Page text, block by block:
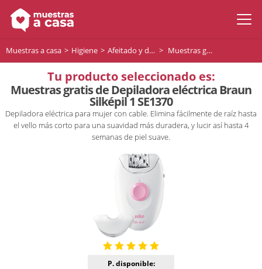
Muestras a casa Higiene Afeitado y depilación Muestras gratis de Depiladora eléctrica Braun Silképil 1 SE1370
Tu producto seleccionado es:
Muestras gratis de Depiladora eléctrica Braun
Silképil 1 SE1370
Depiladora eléctrica para mujer con cable. Elimina fácilmente de raíz hasta
el vello más corto para una suavidad más duradera, y lucir así hasta 4
semanas de piel suave.
P. disponible: